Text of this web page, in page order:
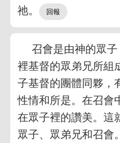
祂。
召會是由神的眾
裡基督的眾弟兄所組
子基督的團體同夥，
性情和所是。在召會
在眾子裡的讚美。這
眾子、眾弟兄和召會。